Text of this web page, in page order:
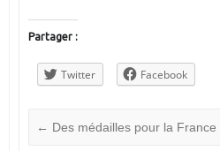
Partager :
Twitter Facebook
← Des médailles pour la France